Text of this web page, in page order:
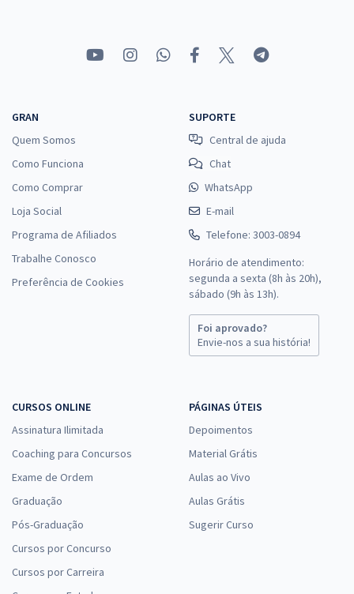
GRAN
Quem Somos
Como Funciona
Como Comprar
Loja Social
Programa de Afiliados
Trabalhe Conosco
Preferência de Cookies
SUPORTE
Central de ajuda
Chat
WhatsApp
E-mail
Telefone: 3003-0894
Horário de atendimento:
segunda a sexta (8h às 20h),
sábado (9h às 13h).
Foi aprovado?
Envie-nos a sua história!
CURSOS ONLINE
Assinatura Ilimitada
Coaching para Concursos
Exame de Ordem
Graduação
Pós-Graduação
Cursos por Concurso
Cursos por Carreira
PÁGINAS ÚTEIS
Depoimentos
Material Grátis
Aulas ao Vivo
Aulas Grátis
Sugerir Curso